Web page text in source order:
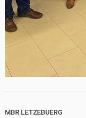
MBR LETZEBUERG